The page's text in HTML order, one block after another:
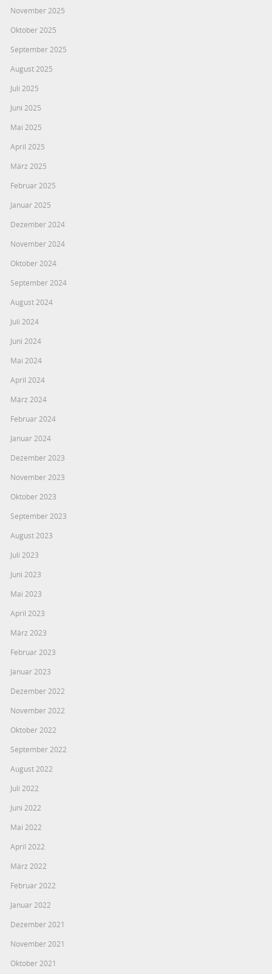
November 2025
Oktober 2025
September 2025
August 2025
Juli 2025
Juni 2025
Mai 2025
April 2025
März 2025
Februar 2025
Januar 2025
Dezember 2024
November 2024
Oktober 2024
September 2024
August 2024
Juli 2024
Juni 2024
Mai 2024
April 2024
März 2024
Februar 2024
Januar 2024
Dezember 2023
November 2023
Oktober 2023
September 2023
August 2023
Juli 2023
Juni 2023
Mai 2023
April 2023
März 2023
Februar 2023
Januar 2023
Dezember 2022
November 2022
Oktober 2022
September 2022
August 2022
Juli 2022
Juni 2022
Mai 2022
April 2022
März 2022
Februar 2022
Januar 2022
Dezember 2021
November 2021
Oktober 2021